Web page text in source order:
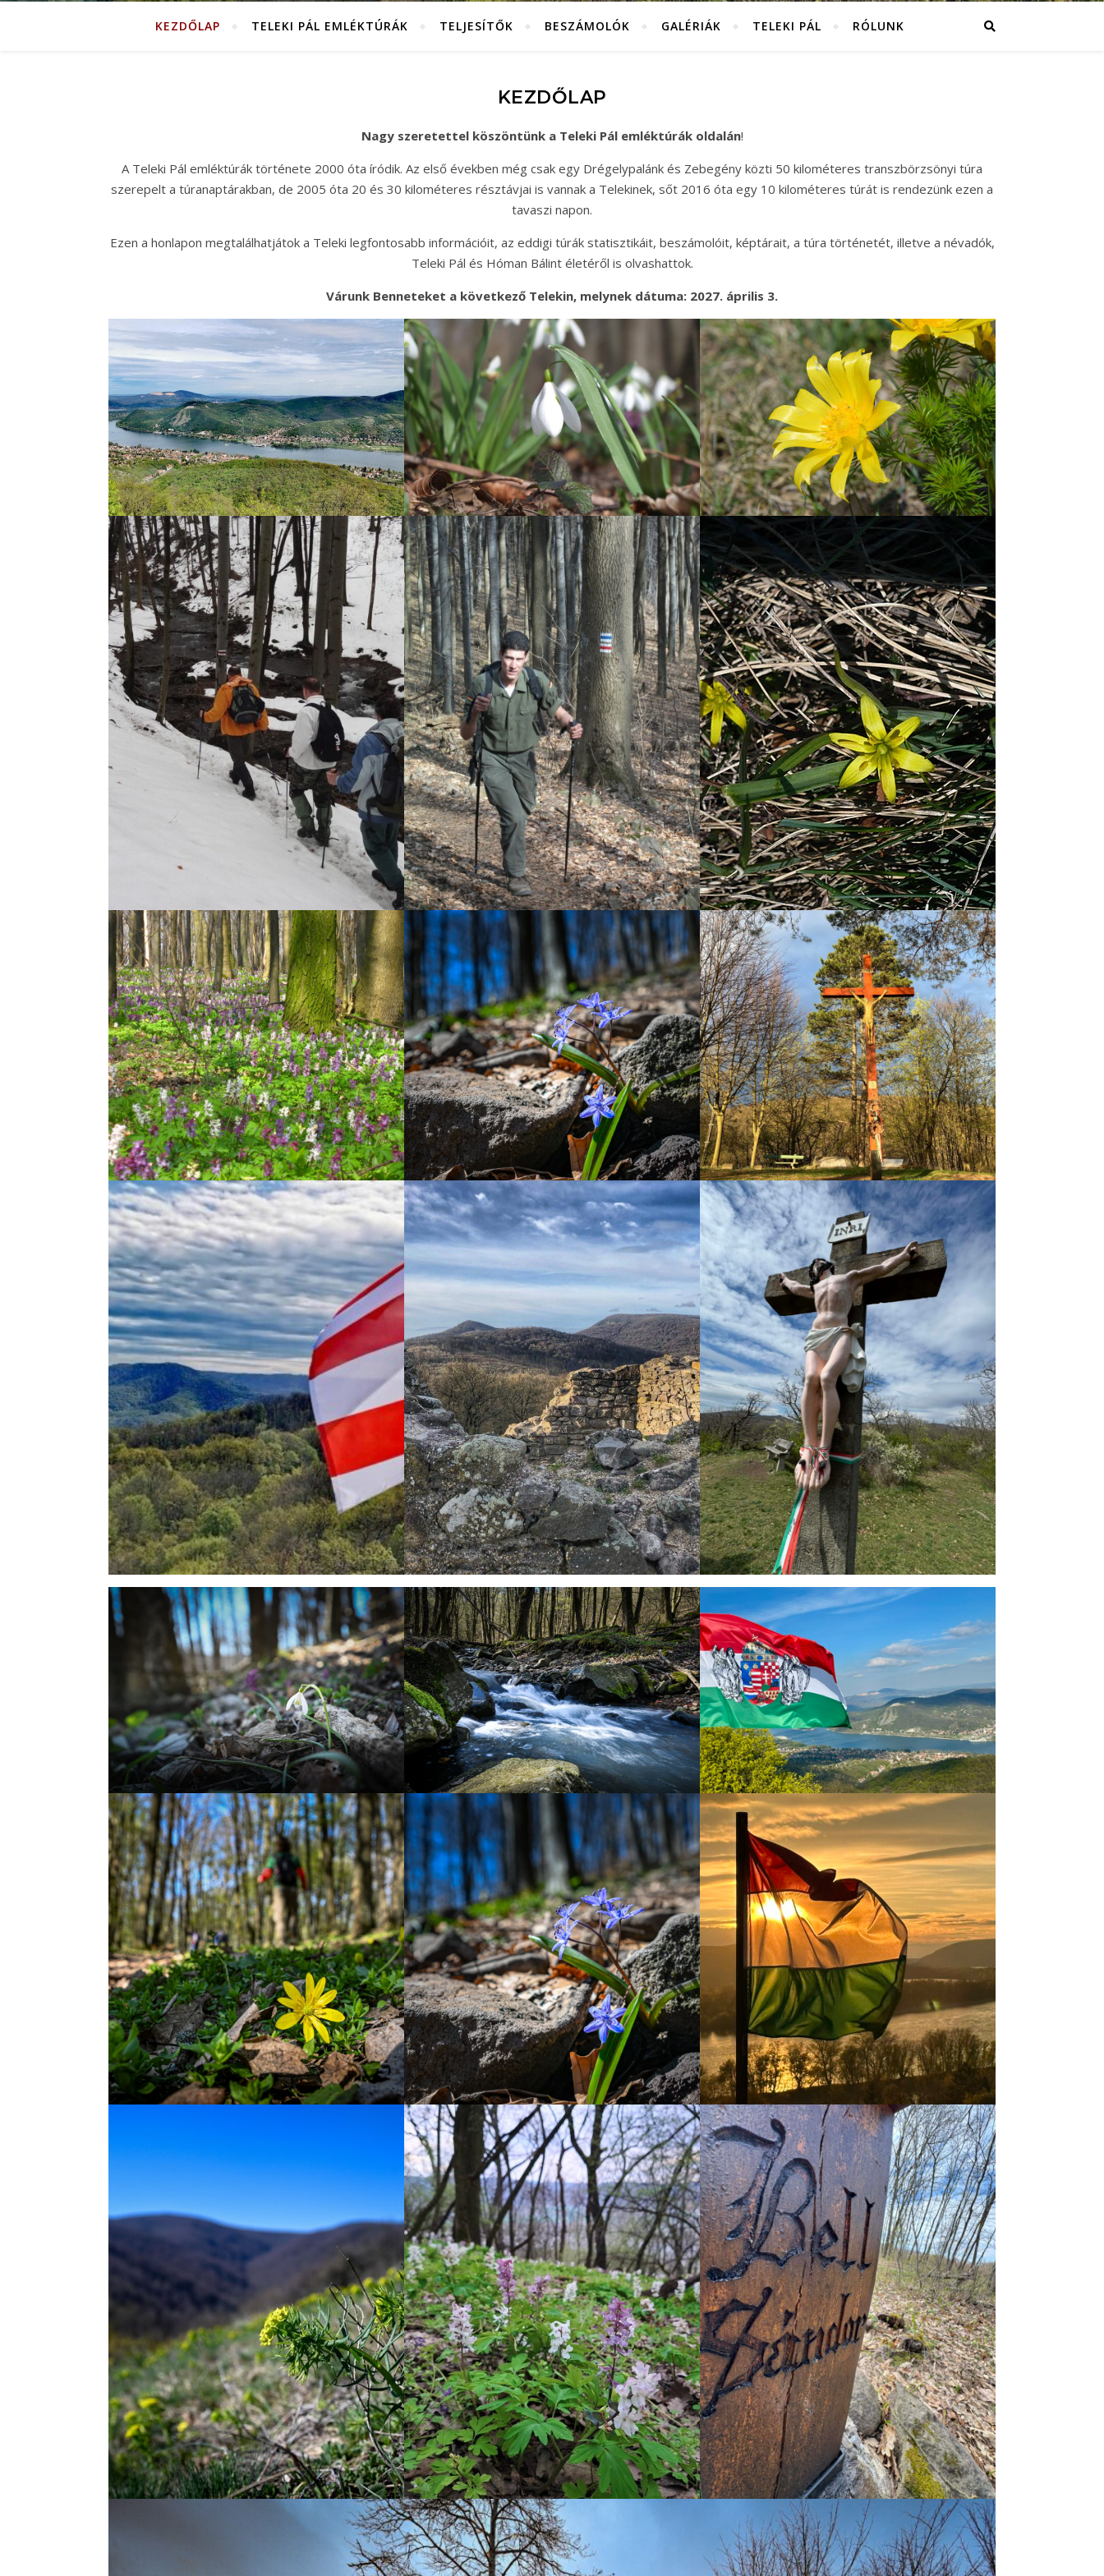
KEZDŐLAP TELEKI PÁL EMLÉKTÚRÁK TELJESÍTŐK BESZÁMOLÓK GALÉRIÁK TELEKI PÁL RÓLUNK
KEZDŐLAP
Nagy szeretettel köszöntünk a Teleki Pál emléktúrák oldalán!
A Teleki Pál emléktúrák története 2000 óta íródik. Az első években még csak egy Drégelypalánk és Zebegény közti 50 kilométeres transzbörzsönyi túra
szerepelt a túranaptárakban, de 2005 óta 20 és 30 kilométeres résztávjai is vannak a Telekinek, sőt 2016 óta egy 10 kilométeres túrát is rendezünk ezen a
tavaszi napon.
Ezen a honlapon megtalálhatjátok a Teleki legfontosabb információit, az eddigi túrák statisztikáit, beszámolóit, képtárait, a túra történetét, illetve a névadók,
Teleki Pál és Hóman Bálint életéről is olvashattok.
Várunk Benneteket a következő Telekin, melynek dátuma: 2027. április 3.